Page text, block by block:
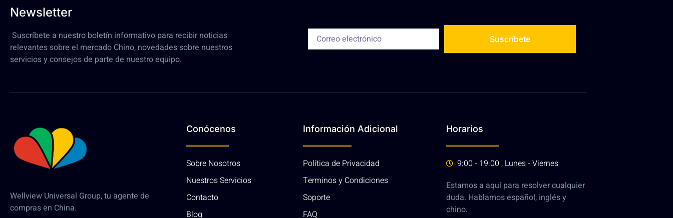
Newsletter
Suscríbete a nuestro boletín informativo para recibir noticias
relevantes sobre el mercado Chino, novedades sobre nuestros
servicios y consejos de parte de nuestro equipo.
Suscríbete
Wellview Universal Group, tu agente de
compras en China.
Conócenos
Sobre Nosotros
Nuestros Servicios
Contacto
Blog
Información Adicional
Política de Privacidad
Terminos y Condiciones
Soporte
FAQ
Horarios
9:00 - 19:00 , Lunes - Viernes
Estamos a aquí para resolver cualquier
duda. Hablamos español, inglés y
chino.